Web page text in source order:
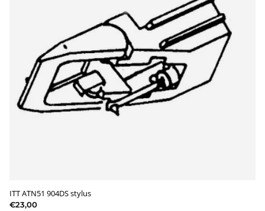
ITT ATN51 904DS stylus
€23,00